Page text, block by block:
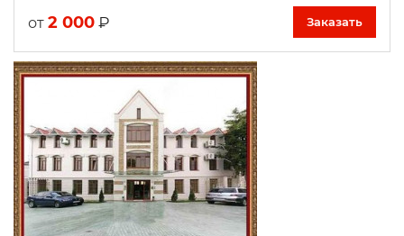
от 2 000 ₽ Заказать